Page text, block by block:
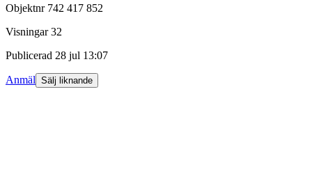
Objektnr 742 417 852
Visningar 32
Publicerad 28 jul 13:07
Anmäl Sälj liknande